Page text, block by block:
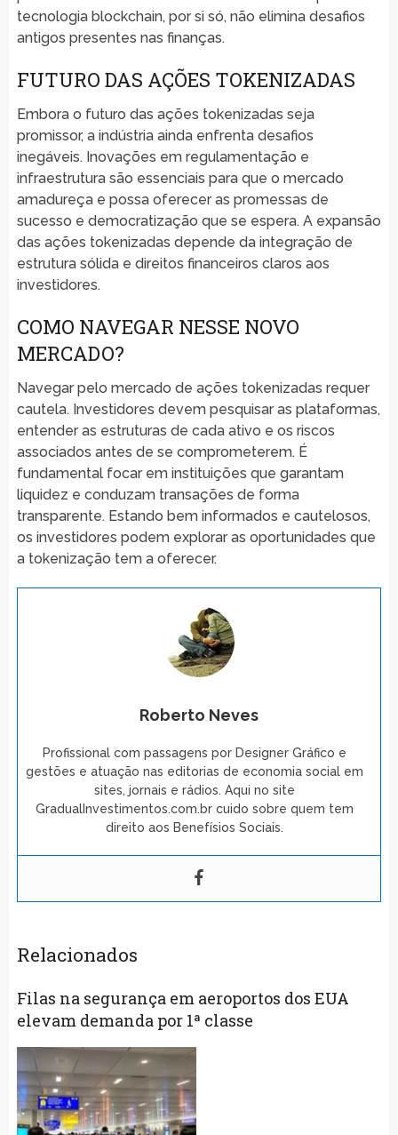
tecnologia blockchain, por si só, não elimina desafios
antigos presentes nas finanças.
FUTURO DAS AÇÕES TOKENIZADAS
Embora o futuro das ações tokenizadas seja
promissor, a indústria ainda enfrenta desafios
inegáveis. Inovações em regulamentação e
infraestrutura são essenciais para que o mercado
amadureça e possa oferecer as promessas de
sucesso e democratização que se espera. A expansão
das ações tokenizadas depende da integração de
estrutura sólida e direitos financeiros claros aos
investidores.
COMO NAVEGAR NESSE NOVO
MERCADO?
Navegar pelo mercado de ações tokenizadas requer
cautela. Investidores devem pesquisar as plataformas,
entender as estruturas de cada ativo e os riscos
associados antes de se comprometerem. É
fundamental focar em instituições que garantam
liquidez e conduzam transações de forma
transparente. Estando bem informados e cautelosos,
os investidores podem explorar as oportunidades que
a tokenização tem a oferecer.
Roberto Neves
Profissional com passagens por Designer Gráfico e
gestões e atuação nas editorias de economia social em
sites, jornais e rádios. Aqui no site
GradualInvestimentos.com.br cuido sobre quem tem
direito aos Benefísios Sociais.
Relacionados
Filas na segurança em aeroportos dos EUA
elevam demanda por 1ª classe